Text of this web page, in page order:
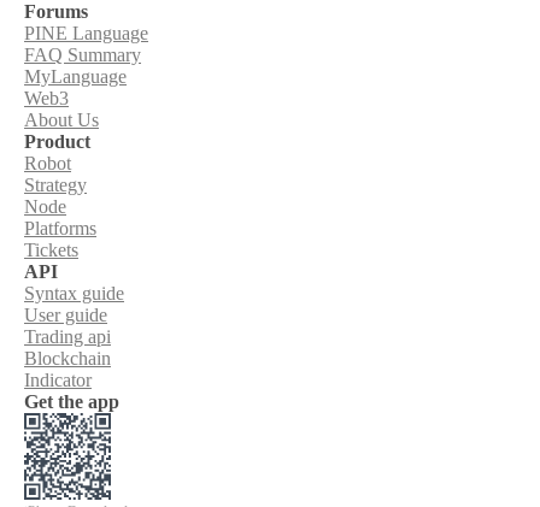
Forums
PINE Language
FAQ Summary
MyLanguage
Web3
About Us
Product
Robot
Strategy
Node
Platforms
Tickets
API
Syntax guide
User guide
Trading api
Blockchain
Indicator
Get the app